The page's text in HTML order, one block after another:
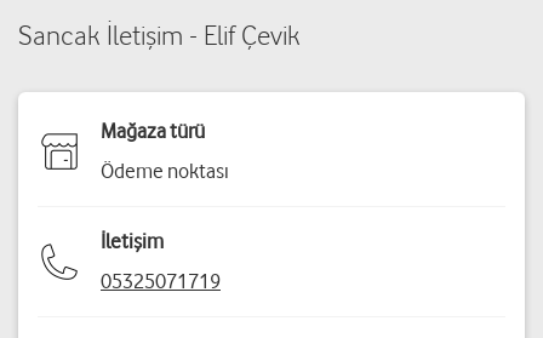
Sancak İletişim - Elif Çevik
Mağaza türü
Ödeme noktası
İletişim
05325071719